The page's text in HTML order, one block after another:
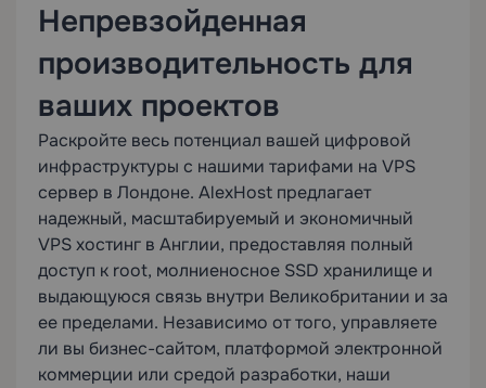
Непревзойденная
производительность для
ваших проектов
Раскройте весь потенциал вашей цифровой
инфраструктуры с нашими тарифами на VPS
сервер в Лондоне. AlexHost предлагает
надежный, масштабируемый и экономичный
VPS хостинг в Англии, предоставляя полный
доступ к root, молниеносное SSD хранилище и
выдающуюся связь внутри Великобритании и за
ее пределами. Независимо от того, управляете
ли вы бизнес-сайтом, платформой электронной
коммерции или средой разработки, наши